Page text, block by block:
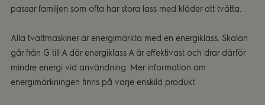
passar familjen som ofta har stora lass med kläder att tvätta.
Alla tvättmaskiner är energimärkta med en energiklass. Skalan
går från G till A där energiklass A är effektivast och drar därför
mindre energi vid användning. Mer information om
energimärkningen finns på varje enskild produkt.